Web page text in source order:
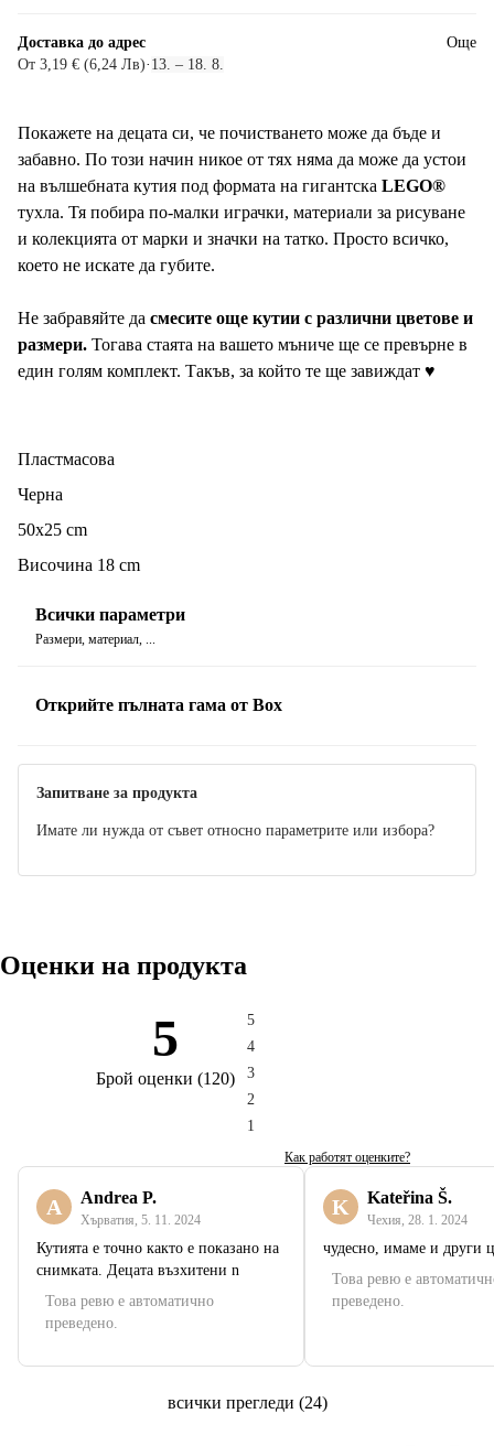
Доставка до адрес
От 3,19 € (6,24 Лв)· 13. – 18. 8.
Още
Покажете на децата си, че почистването може да бъде и
забавно. По този начин никое от тях няма да може да устои
на вълшебната кутия под формата на гигантска LEGO®
тухла. Тя побира по-малки играчки, материали за рисуване
и колекцията от марки и значки на татко. Просто всичко,
което не искате да губите.
Не забравяйте да смесите още кутии с различни цветове и
размери. Тогава стаята на вашето мъниче ще се превърне в
един голям комплект. Такъв, за който те ще завиждат ♥
Пластмасова
Черна
50x25 cm
Височина 18 cm
Всички параметри
Размери, материал, ...
Открийте пълната гама от Box
Запитване за продукта
Имате ли нужда от съвет относно параметрите или избора?
Оценки на продукта
5
Брой оценки (120)
5
4
3
2
1
Как работят оценките?
A Andrea P.
Хърватия 5. 11. 2024
Кутията е точно както е показано на
снимката. Децата възхитени n
Това ревю е автоматично
преведено.
K Kateřina Š.
Чехия 28. 1. 2024
чудесно, имаме и други
Това ревю е
преведено.
всички прегледи (24)